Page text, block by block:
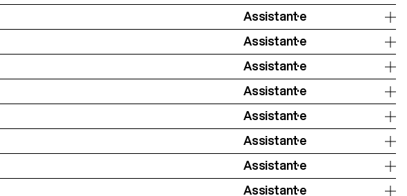
Assistant·e
Assistant·e
Assistant·e
Assistant·e
Assistant·e
Assistant·e
Assistant·e
Assistant·e